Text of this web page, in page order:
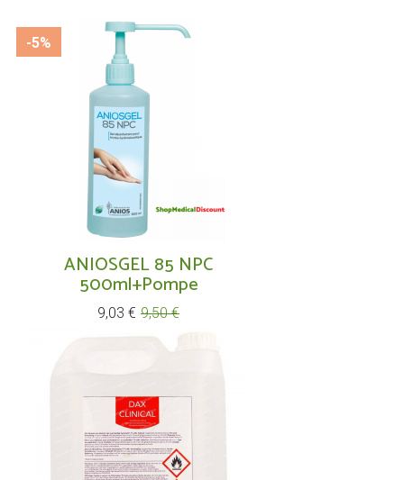
ANIOSGEL 85 NPC
500ml+pompe
Prix
9,03 € Prix
base
9,50 €
-5%